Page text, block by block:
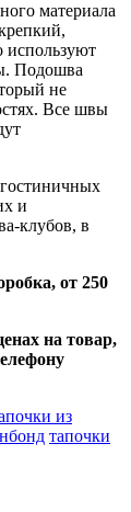
материала
используют
Подошва
не
Все швы
и
клубов, в
от 250
на товар,
из
тапочки